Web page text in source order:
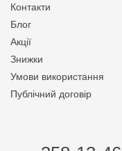
Контакти
Блог
Акції
Знижки
Умови використання
Публічний договір